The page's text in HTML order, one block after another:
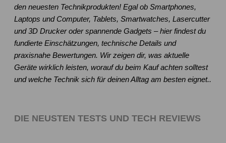
den neuesten Technikprodukten! Egal ob Smartphones,
Laptops und Computer, Tablets, Smartwatches, Lasercutter
und 3D Drucker oder spannende Gadgets – hier findest du
fundierte Einschätzungen, technische Details und
praxisnahe Bewertungen. Wir zeigen dir, was aktuelle
Geräte wirklich leisten, worauf du beim Kauf achten solltest
und welche Technik sich für deinen Alltag am besten eignet..
DIE NEUSTEN TESTS UND TECH REVIEWS